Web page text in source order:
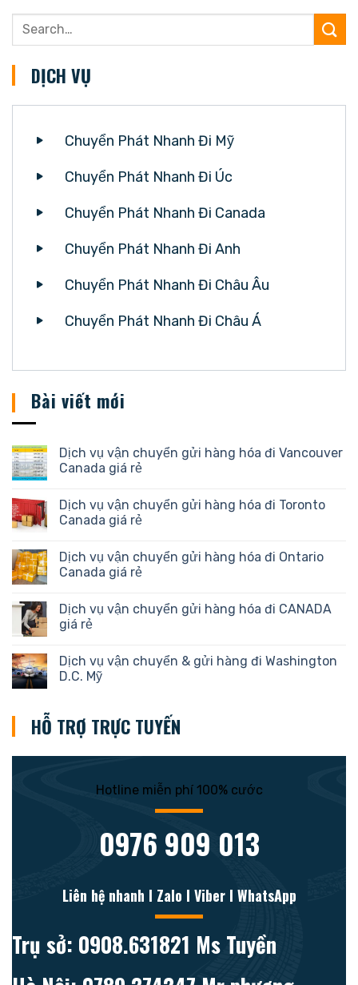
DỊCH VỤ
Chuyển Phát Nhanh Đi Mỹ
Chuyển Phát Nhanh Đi Úc
Chuyển Phát Nhanh Đi Canada
Chuyển Phát Nhanh Đi Anh
Chuyển Phát Nhanh Đi Châu Âu
Chuyển Phát Nhanh Đi Châu Á
Bài viết mới
Dịch vụ vận chuyển gửi hàng hóa đi Vancouver
Canada giá rẻ
Dịch vụ vận chuyển gửi hàng hóa đi Toronto
Canada giá rẻ
Dịch vụ vận chuyển gửi hàng hóa đi Ontario
Canada giá rẻ
Dịch vụ vận chuyển gửi hàng hóa đi CANADA
giá rẻ
Dịch vụ vận chuyển & gửi hàng đi Washington
D.C. Mỹ
HỖ TRỢ TRỰC TUYẾN
Hotline miễn phí 100% cước
0976 909 013
Liên hệ nhanh l Zalo l Viber l WhatsApp
Trụ sở: 0908.631821 Ms Tuyền